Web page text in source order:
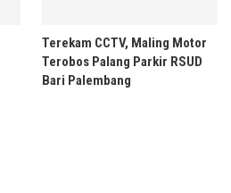
Terekam CCTV, Maling Motor
Terobos Palang Parkir RSUD
Bari Palembang